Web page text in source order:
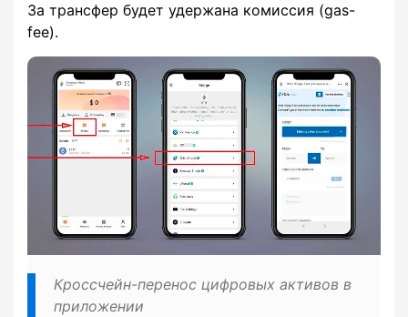
За трансфер будет удержана комиссия (gas-
fee).
Кроссчейн-перенос цифровых активов в
приложении